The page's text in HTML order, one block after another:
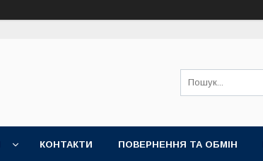
КОНТАКТИ ПОВЕРНЕННЯ ТА ОБМІН